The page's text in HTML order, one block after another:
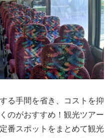
る手間を省き、コストを抑
のがおすすめ！観光ツアー
番スポットをまとめて観光